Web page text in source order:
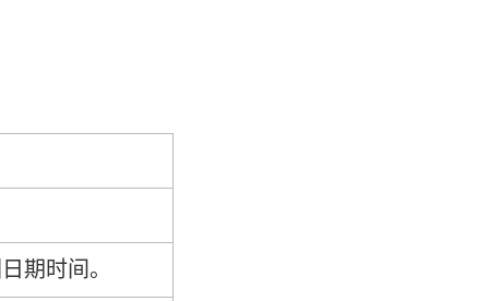
期时间。